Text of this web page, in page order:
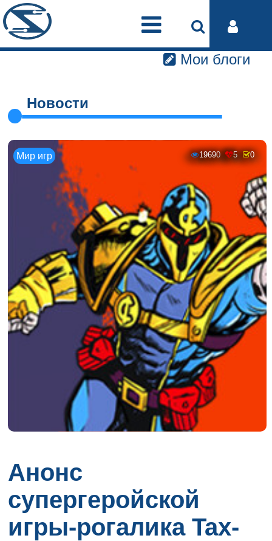
Мои блоги
Новости
Мир игр 19690 5 0
Анонс
супергеройской
игры-рогалика Tax-